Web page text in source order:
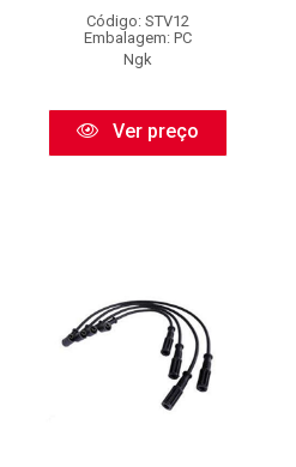
Código: STV12
Embalagem: PC
Ngk
Ver preço